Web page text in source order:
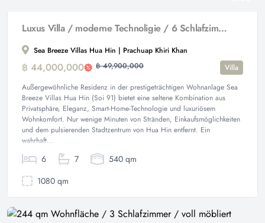
Luxus Villa / moderne Technoligie / 6 Schlafzimmer + 7 Bäder
Sea Breeze Villas Hua Hin | Prachuap Khiri Khan
฿ 44,000,000 ฿ 49,900,000
Villa
Außergewöhnliche Residenz in der prestigeträchtigen Wohnanlage Sea
Breeze Villas Hua Hin (Soi 91) bietet eine seltene Kombination aus
Privatsphäre, Eleganz, Smart-Home-Technologie und luxuriösem
Wohnkomfort. Nur wenige Minuten von Stränden, Einkaufsmöglichkeiten
und dem pulsierenden Stadtzentrum von Hua Hin entfernt. Ein
wahrhaft...
6 7
540 qm
1080 qm